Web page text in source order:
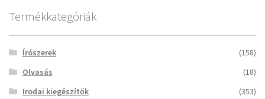
Termékkategóriák
Írószerek
(158)
Olvasás
(18)
Irodai kiegészítők
(353)